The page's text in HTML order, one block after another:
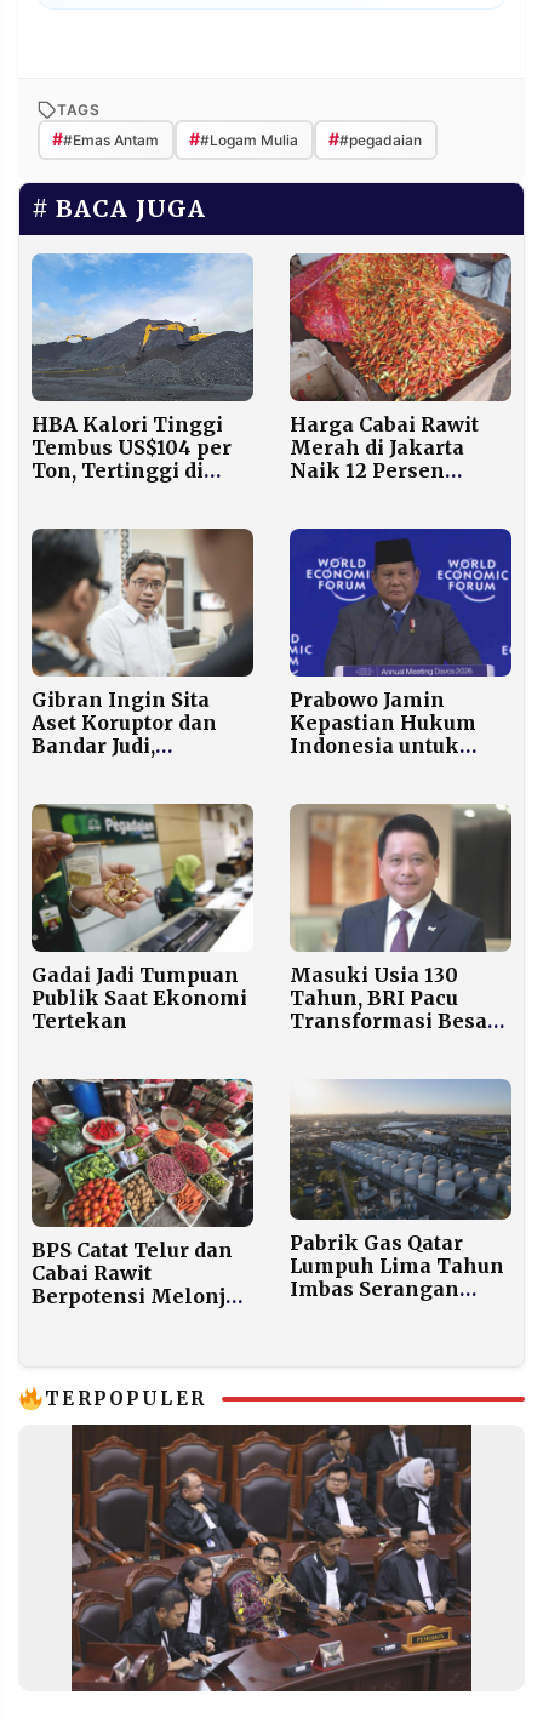
TAGS
##Emas Antam ##Logam Mulia ##pegadaian
BACA JUGA
HBA Kalori Tinggi
Tembus US$104 per
Ton, Tertinggi di
Harga Cabai Rawit
Merah di Jakarta
Naik 12 Persen
per Kilogram
Gibran Ingin Sita
Aset Koruptor dan
Bandar Judi,
Prabowo Jamin
Kepastian Hukum
Indonesia untuk
Gadai Jadi Tumpuan
Publik Saat Ekonomi
Tertekan
Masuki Usia 130
Tahun, BRI Pacu
Transformasi Besar
BPS Catat Telur dan
Cabai Rawit
Berpotensi Melonjak
Pabrik Gas Qatar
Lumpuh Lima Tahun
Imbas Serangan
Pasokan
TERPOPULER